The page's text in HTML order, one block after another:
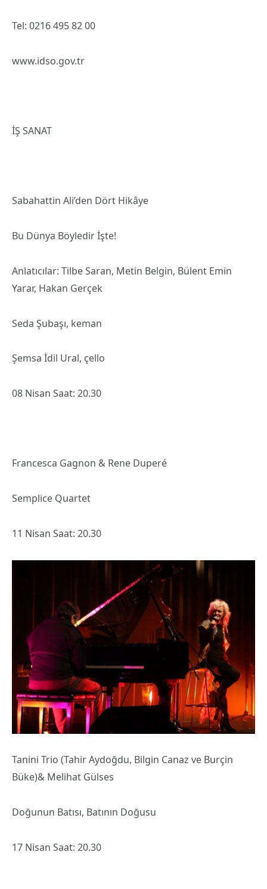
Tel: 0216 495 82 00
www.idso.gov.tr
İŞ SANAT
Sabahattin Ali’den Dört Hikâye
Bu Dünya Böyledir İşte!
Anlatıcılar: Tilbe Saran, Metin Belgin, Bülent Emin
Yarar, Hakan Gerçek
Seda Şubaşı, keman
Şemsa İdil Ural, çello
08 Nisan Saat: 20.30
Francesca Gagnon & Rene Duperé
Semplice Quartet
11 Nisan Saat: 20.30
Tanini Trio (Tahir Aydoğdu, Bilgin Canaz ve Burçin
Büke)& Melihat Gülses
Doğunun Batısı, Batının Doğusu
17 Nisan Saat: 20.30